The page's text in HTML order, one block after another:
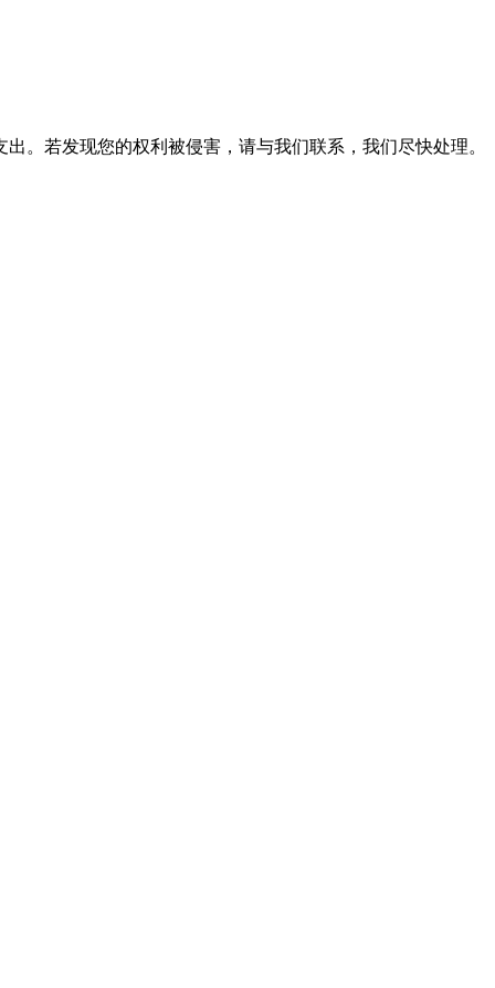
。若发现您的权利被侵害，请与我们联系，我们尽快处理。